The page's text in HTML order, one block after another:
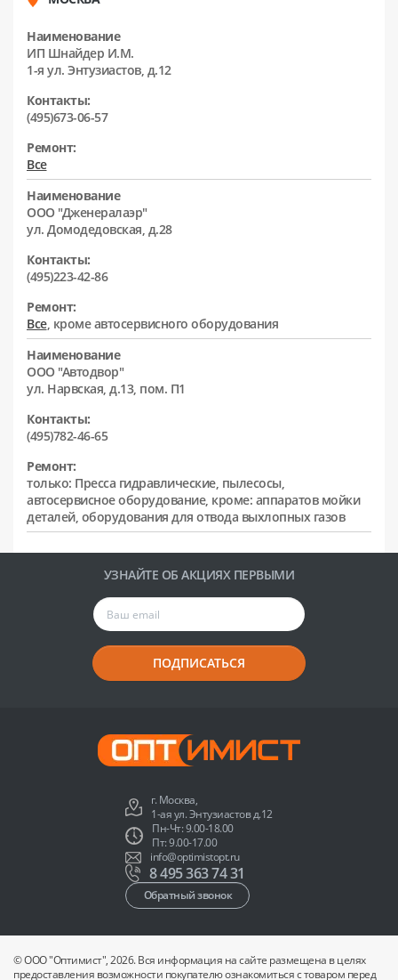
Наименование
ИП Шнайдер И.М.
1-я ул. Энтузиастов, д.12
Контакты:
(495)673-06-57
Ремонт:
Все
Наименование
ООО "Дженералаэр"
ул. Домодедовская, д.28
Контакты:
(495)223-42-86
Ремонт:
Все, кроме автосервисного оборудования
Наименование
ООО "Автодвор"
ул. Нарвская, д.13, пом. П1
Контакты:
(495)782-46-65
Ремонт:
только: Пресса гидравлические, пылесосы,
автосервисное оборудование, кроме: аппаратов мойки
деталей, оборудования для отвода выхлопных газов
УЗНАЙТЕ ОБ АКЦИЯХ ПЕРВЫМИ
ПОДПИСАТЬСЯ
г. Москва,
1-ая ул. Энтузиастов д.12
Пн-Чт: 9.00-18.00
Пт: 9.00-17.00
info@optimistopt.ru
8 495 363 74 31
Обратный звонок
© ООО "Оптимист", 2026. Вся информация на сайте размещена в целях
предоставления возможности покупателю ознакомиться с товаром перед